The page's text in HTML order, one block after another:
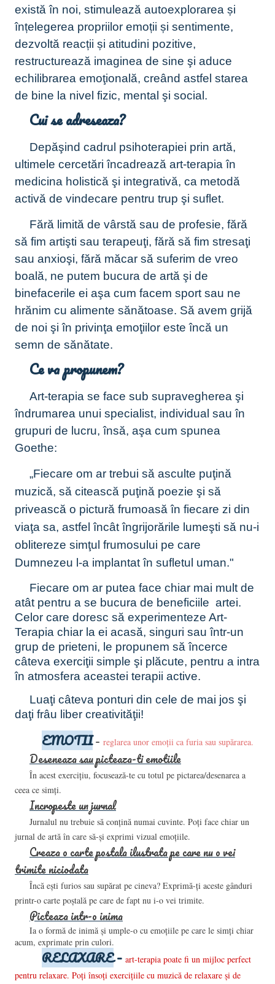
există în noi, stimulează autoexplorarea și
înțelegerea propriilor emoții și sentimente,
dezvoltă reacții și atitudini pozitive,
restructurează imaginea de sine şi aduce
echilibrarea emoţională, creând astfel starea
de bine la nivel fizic, mental şi social.
Cui se adreseaza?
Depăşind cadrul psihoterapiei prin artă,
ultimele cercetări încadrează art-terapia în
medicina holistică şi integrativă, ca metodă
activă de vindecare pentru trup şi suflet.
Fără limită de vârstă sau de profesie, fără
să fim artişti sau terapeuţi, fără să fim stresaţi
sau anxioşi, fără măcar să suferim de vreo
boală, ne putem bucura de artă şi de
binefacerile ei aşa cum facem sport sau ne
hrănim cu alimente sănătoase. Să avem grijă
de noi şi în privinţa emoţiilor este încă un
semn de sănătate.
Ce va propunem?
Art-terapia se face sub supravegherea şi
îndrumarea unui specialist, individual sau în
grupuri de lucru, însă, aşa cum spunea
Goethe:
„Fiecare om ar trebui să asculte puţină
muzică, să citească puţină poezie şi să
privească o pictură frumoasă în fiecare zi din
viaţa sa, astfel încât îngrijorările lumeşti să nu-i
oblitereze simţul frumosului pe care
Dumnezeu l-a implantat în sufletul uman."
Fiecare om ar putea face chiar mai mult de
atât pentru a se bucura de beneficiile artei.
Celor care doresc să experimenteze Art-
Terapia chiar la ei acasă, singuri sau într-un
grup de prieteni, le propunem să încerce
câteva exerciţii simple şi plăcute, pentru a intra
în atmosfera aceastei terapii active.
Luaţi câteva ponturi din cele de mai jos şi
daţi frâu liber creativităţii!
EMOTII– reglarea unor emoţii ca furia sau supărarea.
Deseneaza sau picteaza-ti emotiile
În acest exerciţiu, focusează-te cu totul pe pictarea/desenarea a
ceea ce simţi.
Incropeste un jurnal
Jurnalul nu trebuie să conţină numai cuvinte. Poţi face chiar un
jurnal de artă în care să-şi exprimi vizual emoţiile.
Creaza o carte postala ilustrata pe care nu o vei
trimite niciodata
Încă eşti furios sau supărat pe cineva? Exprimă-ţi aceste gânduri
printr-o carte poştală pe care de fapt nu i-o vei trimite.
Picteaza intr-o inima
Ia o formă de inimă şi umple-o cu emoţiile pe care le simţi chiar
acum, exprimate prin culori.
RELAXARE– art-terapia poate fi un mijloc perfect
pentru relaxare. Poţi însoţi exerciţiile cu muzică de relaxare şi de